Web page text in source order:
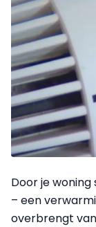
Door je
– een
overbrengt